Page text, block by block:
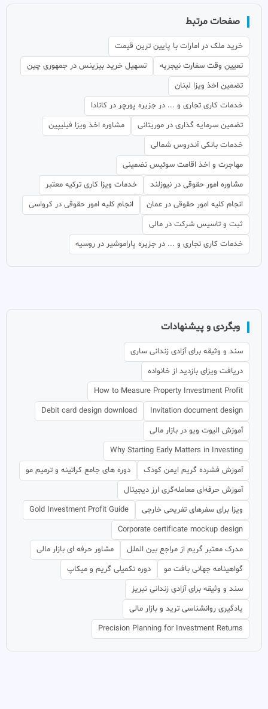
صفحات مرتبط
خرید ملک در امارات با پایین ترین قیمت
تعیین وقت سفارت نیجریه
تسهیل خرید بیزینس در جمهوری چین
تضمین اخذ ویزا لبنان
خدمات کاری تجاری و ... در جزیره پورچر در کانادا
تضمین سرمایه گذاری در موریتانی
مشاوره اخذ ویزا فیلیپین
خدمات بانکی آندروس شمالی
مهاجرت و اخذ اقامت سوئیس تضمینی
مشاوره امور حقوقی در نیوزلند
خدمات ویزا کاری ترکیه معتبر
انجام کلیه امور حقوقی در عمان
انجام کلیه امور حقوقی در کرواسی
ثبت و تاسیس شرکت در مالی
خدمات کاری تجاری و ... در جزیره پاراموشیر در روسیه
وبگردی و پیشنهادات
سند و وثیقه برای آزادی زندانی ساری
دریافت ویزای بازدید از خانواده
How to Measure Property Investment Profit
Invitation document design
Debit card design download
آموزش الیوت ویو در بازار مالی
Why Starting Early Matters in Investing
آموزش فشرده گریم ایمن کودک
دوره های جامع کراتینه و ترمیم مو
آموزش حرفه‌ای معامله‌گری ارز دیجیتال
ویزا برای سفرهای تفریحی خارجی
Gold Investment Profit Guide
Corporate certificate mockup design
مدرک معتبر گریم از مراجع بین الملل
مشاور حرفه ای بازار مالی
گواهینامه جهانی بافت مو
دوره تکمیلی گریم و میکاپ
سند و وثیقه برای آزادی زندانی تبریز
یادگیری روانشناسی ترید و بازار مالی
Precision Planning for Investment Returns